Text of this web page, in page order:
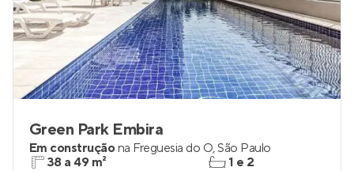
Green Park Embira
Em construçãona Freguesia do Ó,São Paulo
38 a 49 m²
1 e 2